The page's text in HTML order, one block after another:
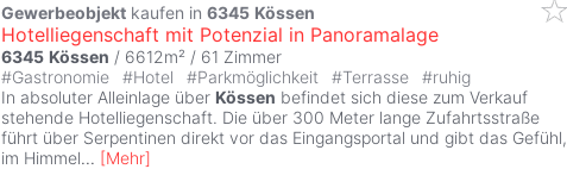
Gewerbeobjekt kaufen in 6345 Kössen
Hotelliegenschaft mit Potenzial in Panoramalage
6345 Kössen / 6612m² / 61 Zimmer
#Gastronomie #Hotel #Parkmöglichkeit #Terrasse #ruhig
In absoluter Alleinlage über Kössen befindet sich diese zum Verkauf
stehende Hotelliegenschaft. Die über 300 Meter lange Zufahrtsstraße
führt über Serpentinen direkt vor das Eingangsportal und gibt das Gefühl,
im Himmel... [Mehr]